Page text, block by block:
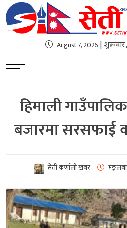
August 7, 2026 |
हिमाली
बजारमा सरसफाई
सेती कर्णाली खबर